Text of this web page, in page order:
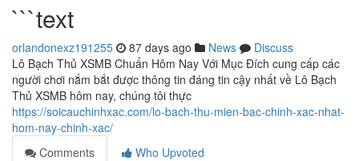
```text
orlandonexz191255 87 days ago News
Discuss
Lô Bạch Thủ XSMB Chuẩn Hôm Nay Với Mục Đích cung cấp các
người chơi nắm bắt được thông tin đáng tin cậy nhất về Lô Bạch
Thủ XSMB hôm nay, chúng tôi thực
https://soicauchinhxac.com/lo-bach-thu-mien-bac-chinh-xac-nhat-
hom-nay-chinh-xac/
Comments
Who Upvoted